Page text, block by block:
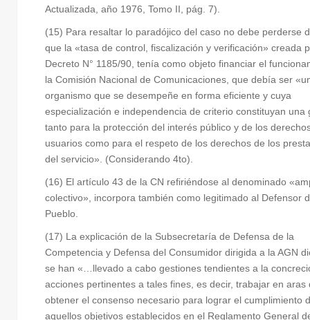
Actualizada, año 1976, Tomo II, pág. 7).
(15) Para resaltar lo paradójico del caso no debe perderse
que la «tasa de control, fiscalización y verificación» creada
Decreto N° 1185/90, tenía como objeto financiar el
la Comisión Nacional de Comunicaciones, que debía ser
organismo que se desempeñe en forma eficiente y cuya
especialización e independencia de criterio constituyan una
tanto para la protección del interés público y de los
usuarios como para el respeto de los derechos de los
del servicio». (Considerando 4to).
(16) El artículo 43 de la CN refiriéndose al denominado
colectivo», incorpora también como legitimado al Defensor
Pueblo.
(17) La explicación de la Subsecretaría de Defensa de la
Competencia y Defensa del Consumidor dirigida a la AGN
se han «…llevado a cabo gestiones tendientes a la
acciones pertinentes a tales fines, es decir, trabajar en aras
obtener el consenso necesario para lograr el cumplimiento
aquellos objetivos establecidos en el Reglamento General